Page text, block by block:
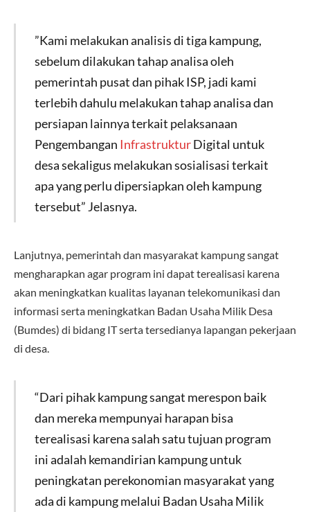
”Kami melakukan analisis di tiga kampung,
sebelum dilakukan tahap analisa oleh
pemerintah pusat dan pihak ISP, jadi kami
terlebih dahulu melakukan tahap analisa dan
persiapan lainnya terkait pelaksanaan
Pengembangan InfrastrukturDigital untuk
desa sekaligus melakukan sosialisasi terkait
apa yang perlu dipersiapkan oleh kampung
tersebut” Jelasnya.
Lanjutnya, pemerintah dan masyarakat kampung sangat
mengharapkan agar program ini dapat terealisasi karena
akan meningkatkan kualitas layanan telekomunikasi dan
informasi serta meningkatkan Badan Usaha Milik Desa
(Bumdes) di bidang IT serta tersedianya lapangan pekerjaan
di desa.
“Dari pihak kampung sangat merespon baik
dan mereka mempunyai harapan bisa
terealisasi karena salah satu tujuan program
ini adalah kemandirian kampung untuk
peningkatan perekonomian masyarakat yang
ada di kampung melalui Badan Usaha Milik